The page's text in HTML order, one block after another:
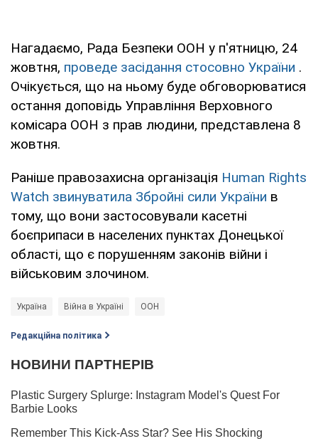
Нагадаємо, Рада Безпеки ООН у п'ятницю, 24
жовтня, проведе засідання стосовно України .
Очікується, що на ньому буде обговорюватися
остання доповідь Управління Верховного
комісара ООН з прав людини, представлена 8
жовтня.
Раніше правозахисна організація Human Rights
Watch звинуватила Збройні сили України в
тому, що вони застосовували касетні
боєприпаси в населених пунктах Донецької
області, що є порушенням законів війни і
військовим злочином.
Україна Війна в Україні ООН
Редакційна політика